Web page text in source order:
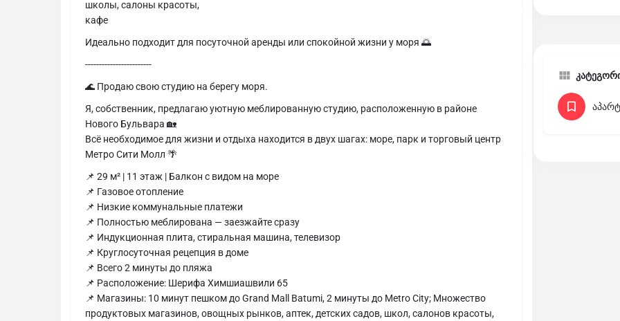
школы, салоны красоты,
кафе
Идеально подходит для посуточной аренды или спокойной жизни у моря 🌅
------------------------
🌊 Продаю свою студию на берегу моря.
Я, собственник, предлагаю уютную меблированную студию, расположенную в районе
Нового Бульвара 🏡
Всё необходимое для жизни и отдыха находится в двух шагах: море, парк и торговый центр
Метро Сити Молл 🌴
📌 29 м² | 11 этаж | Балкон с видом на море
📌 Газовое отопление
📌 Низкие коммунальные платежи
📌 Полностью меблирована — заезжайте сразу
📌 Индукционная плита, стиральная машина, телевизор
📌 Круглосуточная рецепция в доме
📌 Всего 2 минуты до пляжа
📌 Расположение: Шерифа Химшиашвили 65
📌 Магазины: 10 минут пешком до Grand Mall Batumi, 2 минуты до Metro City; Множество
продуктовых магазинов, овощных рынков, аптек, детских садов, школ, салонов красоты,